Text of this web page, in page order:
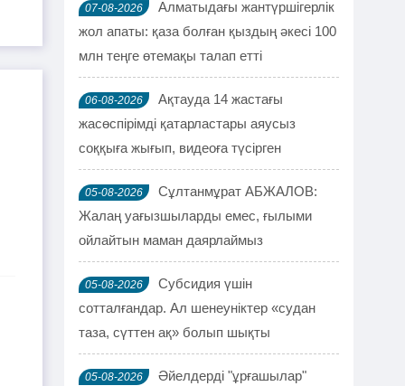
07-08-2026
Алматыдағы жантүршігерлік
жол апаты: қаза болған қыздың әкесі 100
млн теңге өтемақы талап етті
06-08-2026
Ақтауда 14 жастағы
жасөспірімді қатарластары аяусыз
соққыға жығып, видеоға түсірген
05-08-2026
Сұлтанмұрат АБЖАЛОВ:
Жалаң уағызшыларды емес, ғылыми
ойлайтын маман даярлаймыз
05-08-2026
Субсидия үшін
сотталғандар. Ал шенеуніктер «судан
таза, сүттен ақ» болып шықты
05-08-2026
Әйелдерді "ұрғашылар"